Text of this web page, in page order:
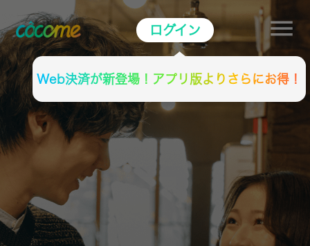
ログイン
Web決済が新登場！アプリ版よりさらにお得！